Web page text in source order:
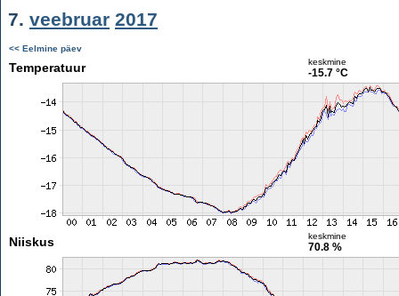
7. veebruar 2017
<< Eelmine päev
Temperatuur keskmine
-15.7 °C
Niiskus keskmine
70.8 %